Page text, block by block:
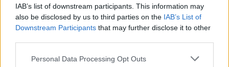
IAB’s list of downstream participants. This information may
also be disclosed by us to third parties on the IAB’s List of
Downstream Participants that may further disclose it to other
Please note that this website/app uses one or more Google
Personal Data Processing Opt Outs
Εργάστηκε αρχικά ως υπάλληλος διοικητικού στη
Γραμματεία του Α.Σ.Δ.Υ. και στη συνέχεια
διορίστηκε στην Ανωτάτη Σχολή Καλών Τεχνών
Αθηνών, όπου υπηρέτησε ως Έφορος (Διευθύντρια)